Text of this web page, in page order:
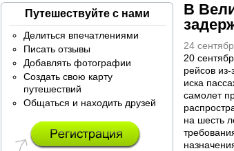
Путешествуйте с нами
Делиться впечатлениями
Писать отзывы
Добавлять фотографии
Создать свою карту
путешествий
Общаться и находить друзей
В
24
​20
рейсов
иска
самолет
на шесть